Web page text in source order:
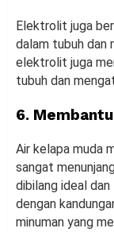
Elektrolit juga
dalam tubuh dan
elektrolit juga
tubuh dan
6.
Air kelapa muda
sangat
dibilang ideal
dengan
minuman yang